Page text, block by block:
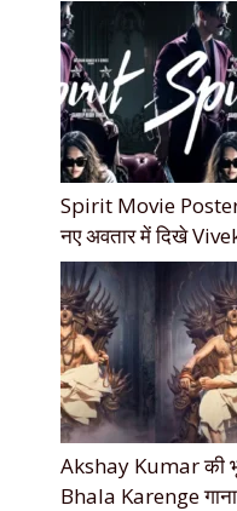
Spirit Movie Poster:
नए अवतार में दिखे
Akshay Kumar की
Bhala Karenge